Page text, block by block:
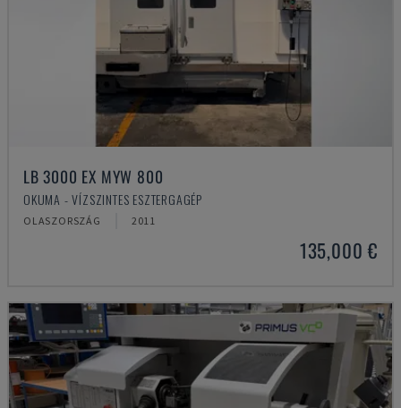
LB 3000 EX MYW 800
OKUMA - VÍZSZINTES ESZTERGAGÉP
OLASZORSZÁG 2011
135,000 €